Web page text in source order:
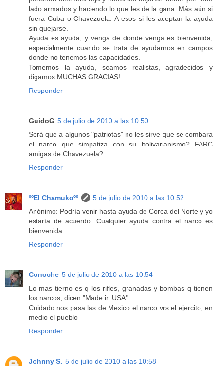
lado armados y haciendo lo que les de la gana. Más aún si
fuera Cuba o Chavezuela. A esos si les aceptan la ayuda
sin quejarse.
Ayuda es ayuda, y venga de donde venga es bienvenida,
especialmente cuando se trata de ayudarnos en campos
donde no tenemos las capacidades.
Tomemos la ayuda, seamos realistas, agradecidos y
digamos MUCHAS GRACIAS!
Responder
GuidoG 5 de julio de 2010 a las 10:50
Será que a algunos "patriotas" no les sirve que se combara
el narco que simpatiza con su bolivarianismo? FARC
amigas de Chavezuela?
Responder
ººEl Chamukoºº
5 de julio de 2010 a las 10:52
Anónimo: Podría venir hasta ayuda de Corea del Norte y yo
estaría de acuerdo. Cualquier ayuda contra el narco es
bienvenida.
Responder
Conoche 5 de julio de 2010 a las 10:54
Lo mas tierno es q los rifles, granadas y bombas q tienen
los narcos, dicen "Made in USA"....
Cuidado nos pasa las de Mexico el narco vrs el ejercito, en
medio el pueblo
Responder
Johnny S. 5 de julio de 2010 a las 10:58